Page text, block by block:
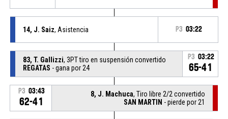
14, J. Saiz, Asistencia P3 03:22
83, T. Gallizzi, 3PT tiro en suspensión convertido
REGATAS - gana por 24
P3 03:22
65-41
P3 03:43
62-41
8, J. Machuca, Tiro libre 2/2 convertido
SAN MARTIN - pierde por 21